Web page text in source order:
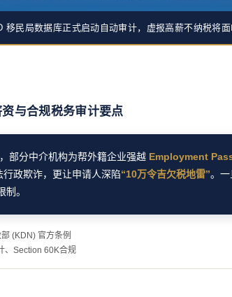
移民局数据库正式启动自动审计，虚报高薪不纳税将面
与合规税务审计要点
部分中介机构为帮外籍企业强越 Employment
行政欺诈，更让申请人深陷“10万令吉欠税地雷”。一
。
(KDN) 官方条例
、Section 60K合规